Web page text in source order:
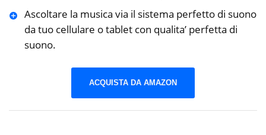
Ascoltare la musica via il sistema perfetto di suono
da tuo cellulare o tablet con qualita’ perfetta di
suono.
ACQUISTA DA AMAZON